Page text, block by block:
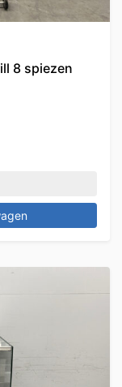
8 spiezen
8,995.00.